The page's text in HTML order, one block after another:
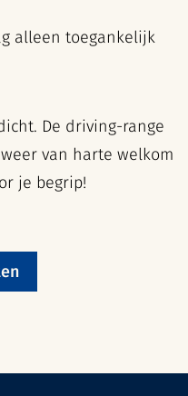
alleen toegankelijk
De driving-range
van harte welkom
je begrip!